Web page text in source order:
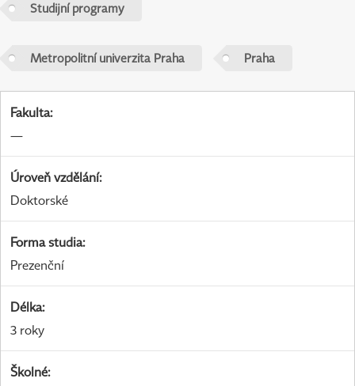
Studijní programy
Metropolitní univerzita Praha Praha
Fakulta:
—
Úroveň vzdělání:
Doktorské
Forma studia:
Prezenční
Délka:
3 roky
Školné: